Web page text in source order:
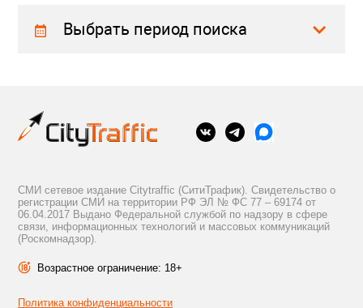
Выбрать период поиска
СМИ сетевое издание Citytraffic (СитиТрафик). Свидетельство о
регистрации СМИ на территории РФ ЭЛ № ФС 77 – 69174 от
06.04.2017 Выдано Федеральной службой по надзору в сфере
связи, информационных технологий и массовых коммуникаций
(Роскомнадзор).
Возрастное ограничение: 18+
Политика конфиденциальности